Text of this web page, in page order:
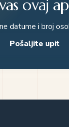
ovaj
datume i broj
Pošaljite upit